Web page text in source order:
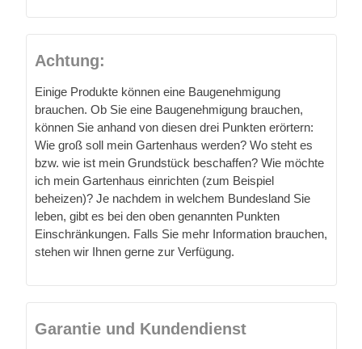
Achtung:
Einige Produkte können eine Baugenehmigung
brauchen. Ob Sie eine Baugenehmigung brauchen,
können Sie anhand von diesen drei Punkten erörtern:
Wie groß soll mein Gartenhaus werden? Wo steht es
bzw. wie ist mein Grundstück beschaffen? Wie möchte
ich mein Gartenhaus einrichten (zum Beispiel
beheizen)? Je nachdem in welchem Bundesland Sie
leben, gibt es bei den oben genannten Punkten
Einschränkungen. Falls Sie mehr Information brauchen,
stehen wir Ihnen gerne zur Verfügung.
Garantie und Kundendienst